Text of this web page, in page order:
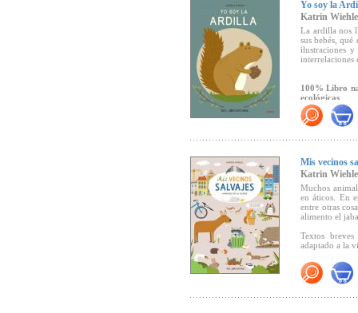
ilustrada por
editada en
su talento a la
espacios y
Títeres "Eco-
Haz clic aquí
Yo soy la
Katrin Wiehle
La ardilla nos
sus bebés,
ilustraciones
interrelaciones
100% Libro
ecológicas
Mis vecinos
Katrin Wiehle
Muchos
en áticos. En
entre otras
alimento el
Textos
adaptado a la
100% libro
ecológicas.